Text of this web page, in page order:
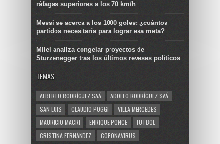
ráfagas superiores a los 70 km/h
Messi se acerca a los 1000 goles: ¿cuántos
partidos necesitaría para lograr esa meta?
Milei analiza congelar proyectos de
Sturzenegger tras los últimos reveses políticos
TEMAS
ALBERTO RODRÍGUEZ SAÁ
ADOLFO RODRÍGUEZ SAÁ
SAN LUIS
CLAUDIO POGGI
VILLA MERCEDES
MAURICIO MACRI
ENRIQUE PONCE
FUTBOL
CRISTINA FERNÁNDEZ
CORONAVIRUS